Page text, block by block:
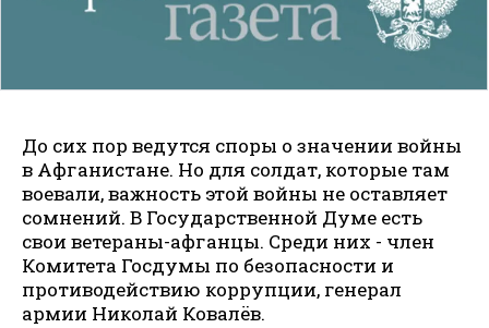
До сих пор ведутся споры о значении войны
в Афганистане. Но для солдат, которые там
воевали, важность этой войны не оставляет
сомнений. В Государственной Думе есть
свои ветераны-афганцы. Среди них - член
Комитета Госдумы по безопасности и
противодействию коррупции, генерал
армии Николай Ковалёв.